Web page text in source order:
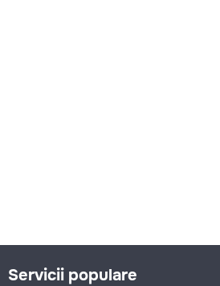
Servicii populare